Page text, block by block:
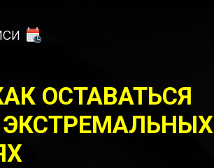
ОСТАВАТЬСЯ